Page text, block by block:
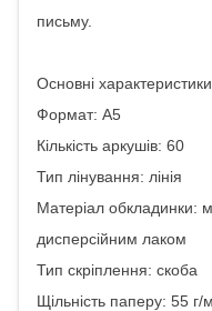
письму.
Основні
Формат: А5
Кількість аркушів: 60
Тип лінування: лінія
Матеріал обкладинки:
дисперсійним лаком
Тип скріплення: скоба
Щільність паперу: 55 г/